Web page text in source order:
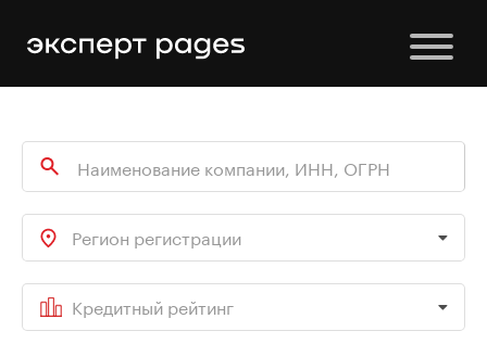
Регион регистрации
Кредитный рейтинг